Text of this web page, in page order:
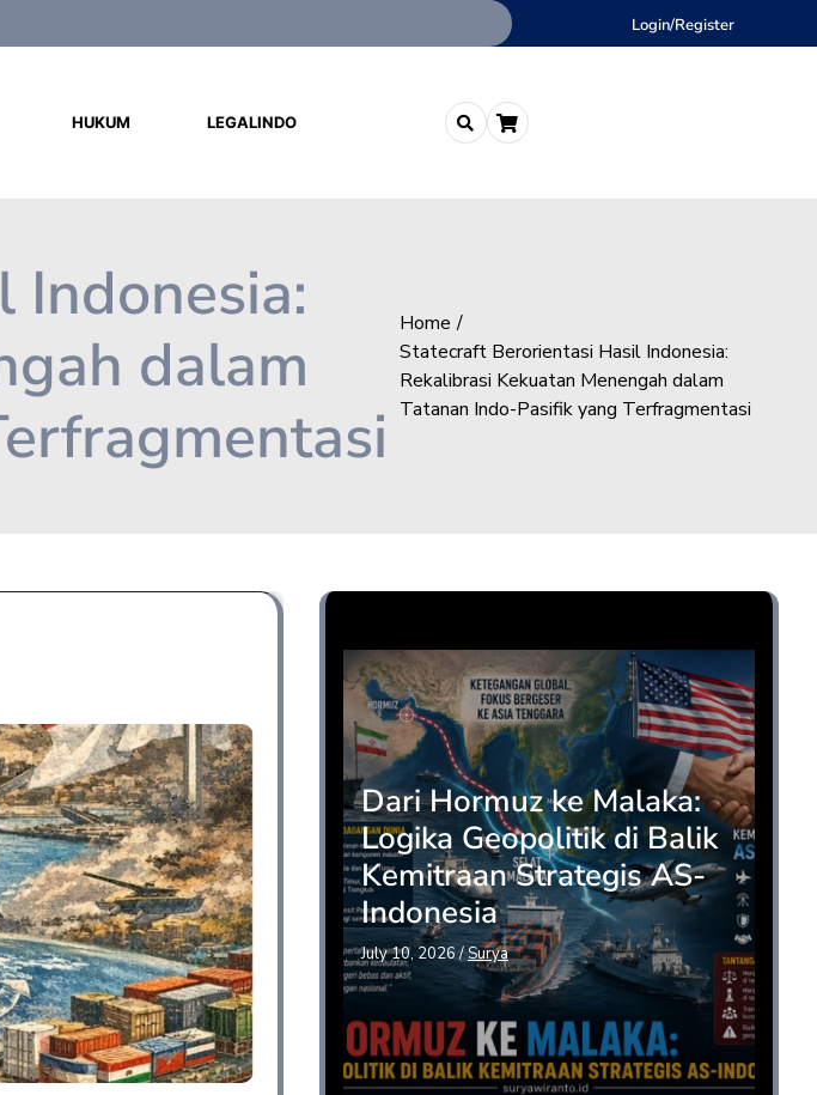
Login/Register
HUKUM LEGALINDO
Indonesia:
dalam
Home
Statecraft Berorientasi Hasil Indonesia:
Rekalibrasi Kekuatan Menengah dalam
Tatanan Indo-Pasifik yang Terfragmentasi
Dari Hormuz ke Malaka:
Logika Geopolitik di Balik
Kemitraan Strategis AS-
Indonesia
July 10, 2026/Surya